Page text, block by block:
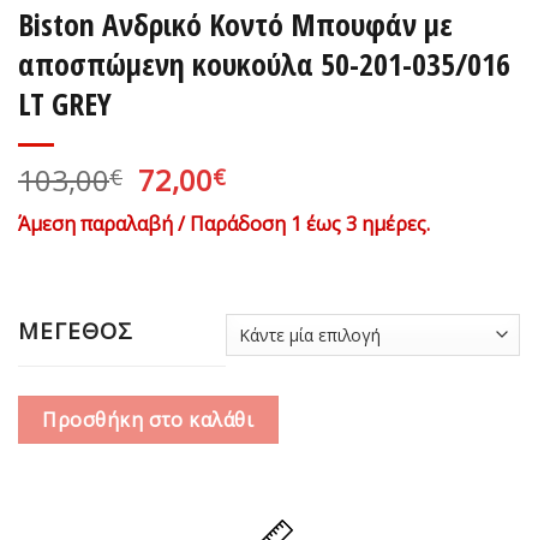
Biston Ανδρικό Κοντό Μπουφάν με
αποσπώμενη κουκούλα 50-201-035/016
LT GREY
103,00€ Original
price
was:
72,00€Η
τρέχουσα
τιμή
Άμεση παραλαβή / Παράδοση 1 έως 3 ημέρες.
ΜΕΓΕΘΟΣ
Προσθήκη στο καλάθι